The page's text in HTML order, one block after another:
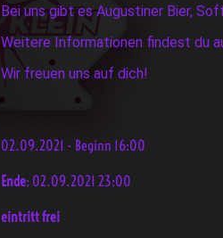
Bei uns gibt es Augustiner Bier,
Weitere Informationen findest du
Wir freuen uns auf dich!
02.09.2021 - Beginn 16:00
Ende: 02.09.2021 23:00
eintritt frei